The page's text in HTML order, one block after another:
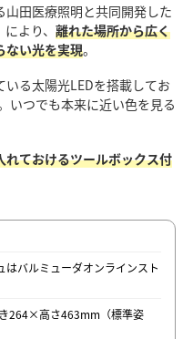
田医療照明と共同開発した
より、 離れた場所から広く
ない光を実現。
る太陽光LEDを搭載してお
いつでも本来に近い色を見る
れておけるツールボックス付
はバルミューダオンラインスト
264×高さ463mm（標準姿